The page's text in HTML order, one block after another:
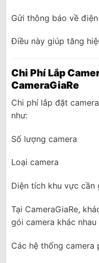
Gửi thông báo về
Điều này giúp tăng
Chi Phí Lắp
CameraGiaRe
Chi phí lắp đặt
như:
Số lượng camera
Loại camera
Diện tích khu vực cần
Tại CameraGiaRe,
gói camera khác
Các hệ thống camera